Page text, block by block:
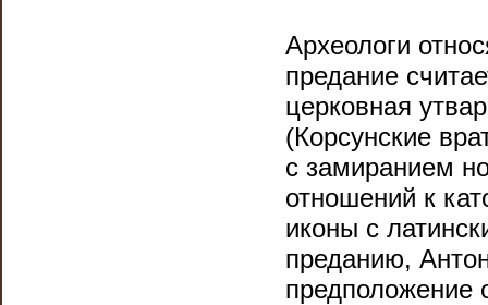
Археологи
предание
церковная
(Корсунские
с замиранием
отношений к
иконы с
преданию,
предположение